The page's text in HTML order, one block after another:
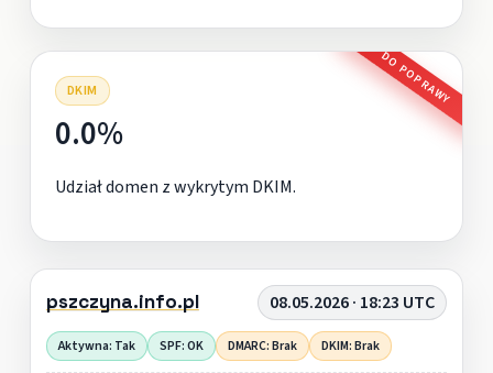
DKIM DO POPRAWY
0.0%
Udział domen z wykrytym DKIM.
pszczyna.info.pl 08.05.2026 · 18:23 UTC
Aktywna: Tak SPF: OK DMARC: Brak DKIM: Brak